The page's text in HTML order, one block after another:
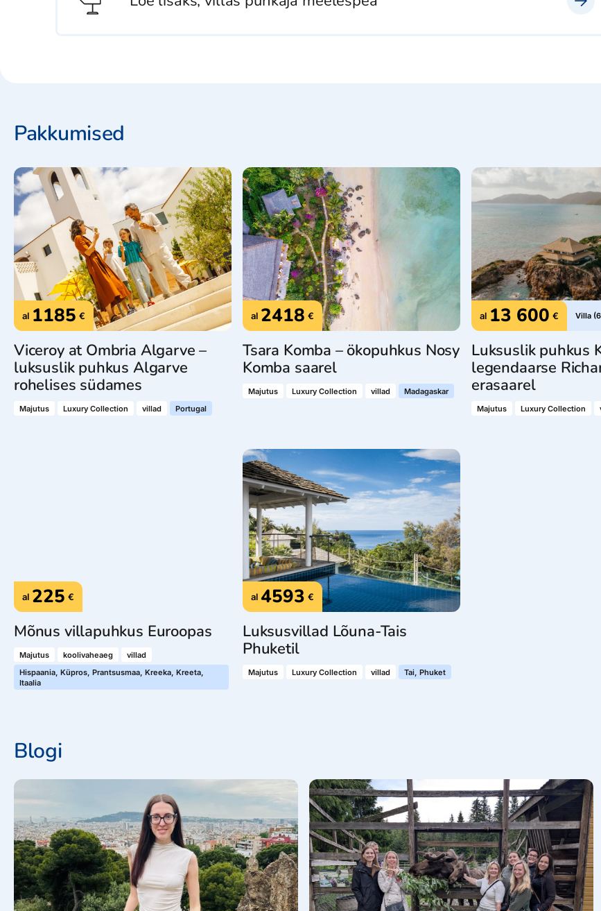
Pakkumised
al 1185 €
Viceroy at Ombria Algarve –
luksuslik puhkus Algarve
rohelises südames
Majutus Luxury Collection villad Portugal
al 2418 €
Tsara Komba – ökopuhkus Nosy
Komba saarel
Majutus Luxury Collection villad Madagaskar
al 13 600 € Villa
Luksuslik puhkus
legendaarse
erasaarel
Majutus Luxury Collection
al 225 €
Mõnus villapuhkus Euroopas
Majutus koolivaheaeg
villad
Hispaania, Küpros, Prantsusmaa, Kreeka, Kreeta,
Itaalia
al 4593 €
Luksusvillad Lõuna-Tais
Phuketil
Majutus Luxury Collection villad Tai, Phuket
Blogi